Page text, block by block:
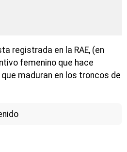
registrada en la RAE, (en
femenino que hace
que maduran en los troncos de